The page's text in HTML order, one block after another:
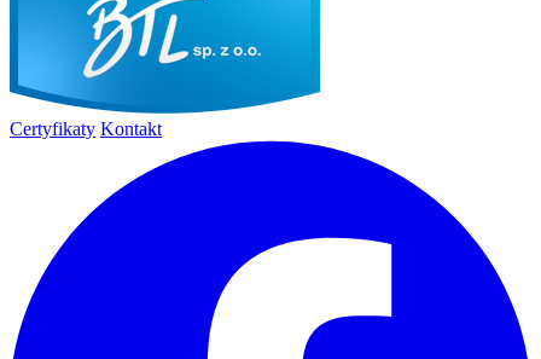
Certyfikaty Kontakt